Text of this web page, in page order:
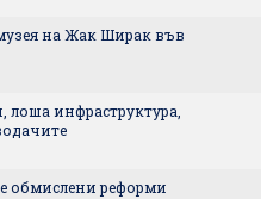
на Жак Ширак във
лоша инфраструктура,
обмислени реформи